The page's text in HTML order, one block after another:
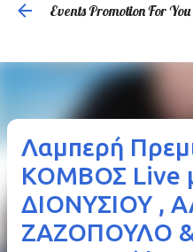
Events Promotion For You
Λαμπερή
ΚΟΜΒΟΣ Live
ΔΙΟΝΥΣΙΟΥ ,
ΖΑΖΟΠΟΥΛΟ